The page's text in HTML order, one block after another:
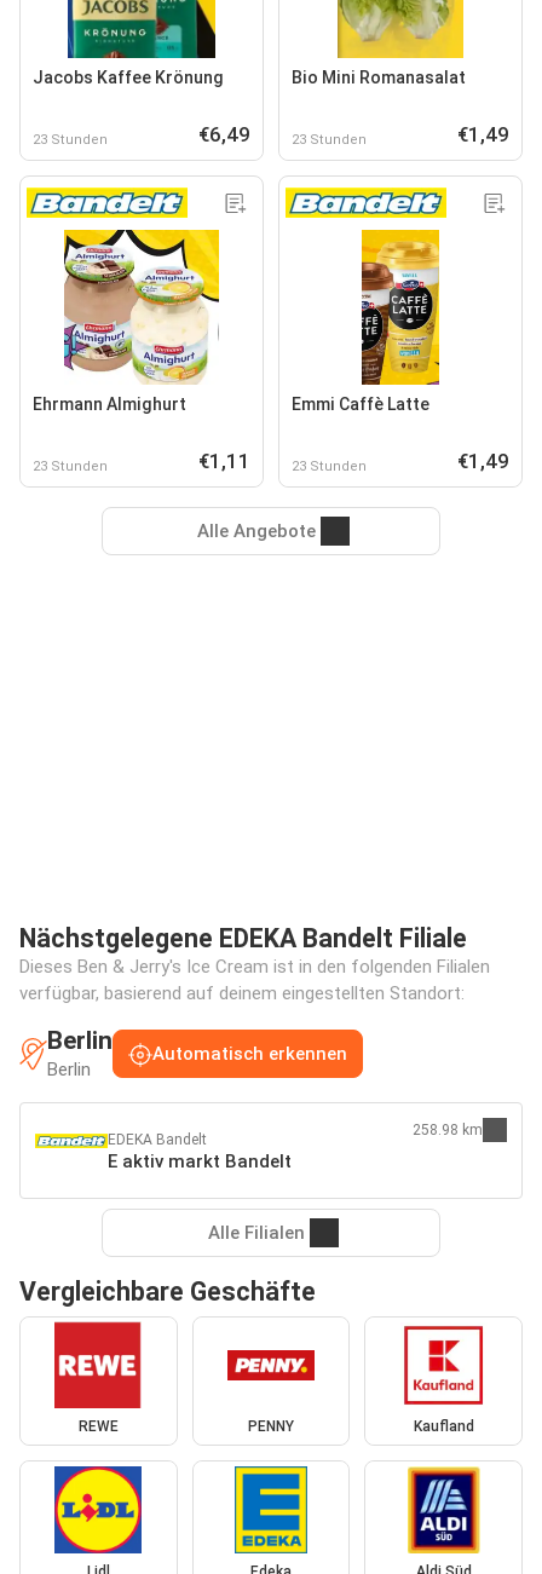
Jacobs Kaffee Krönung
23 Stunden €6,49
Bio Mini Romanasalat
23 Stunden €1,49
Ehrmann Almighurt
23 Stunden €1,11
Emmi Caffè Latte
23 Stunden €1,49
Alle Angebote
Nächstgelegene EDEKA Bandelt Filiale
Dieses Ben & Jerry's Ice Cream ist in den folgenden Filialen
verfügbar, basierend auf deinem eingestellten Standort:
Berlin
Berlin
Automatisch erkennen
EDEKA Bandelt
E aktiv markt Bandelt
258.98 km
Alle Filialen
Vergleichbare Geschäfte
REWE PENNY Kaufland